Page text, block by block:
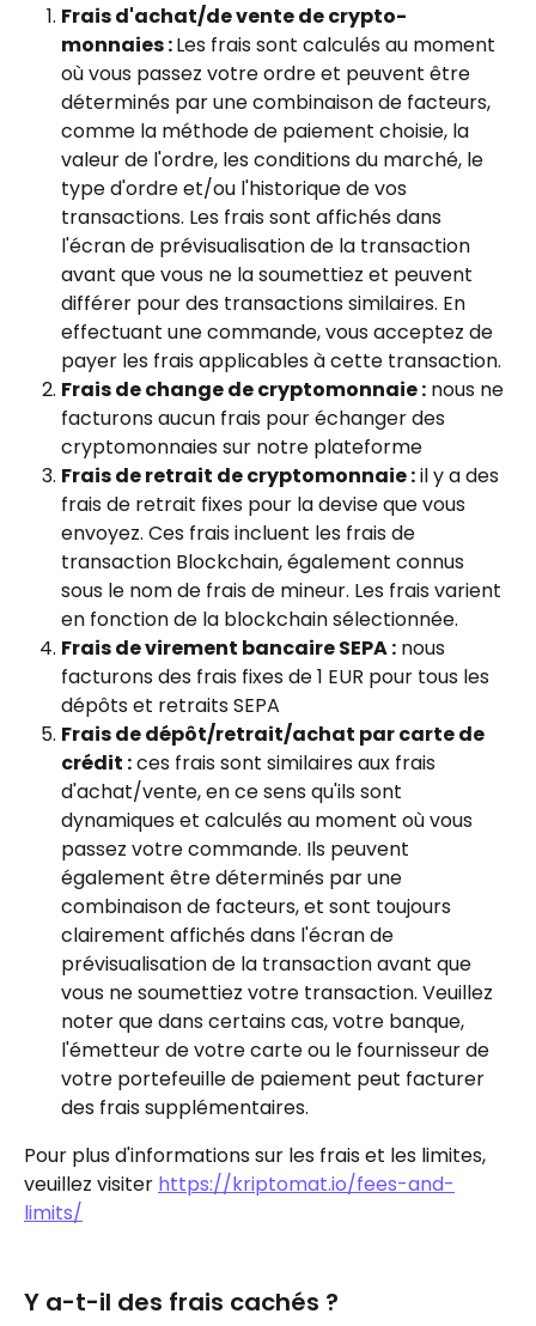
Frais d'achat/de vente de crypto-
monnaies : Les frais sont calculés au moment
où vous passez votre ordre et peuvent être
déterminés par une combinaison de facteurs,
comme la méthode de paiement choisie, la
valeur de l'ordre, les conditions du marché, le
type d'ordre et/ou l'historique de vos
transactions. Les frais sont affichés dans
l'écran de prévisualisation de la transaction
avant que vous ne la soumettiez et peuvent
différer pour des transactions similaires. En
effectuant une commande, vous acceptez de
payer les frais applicables à cette transaction.
Frais de change de cryptomonnaie : nous ne
facturons aucun frais pour échanger des
cryptomonnaies sur notre plateforme
Frais de retrait de cryptomonnaie : il y a des
frais de retrait fixes pour la devise que vous
envoyez. Ces frais incluent les frais de
transaction Blockchain, également connus
sous le nom de frais de mineur. Les frais varient
en fonction de la blockchain sélectionnée.
Frais de virement bancaire SEPA : nous
facturons des frais fixes de 1 EUR pour tous les
dépôts et retraits SEPA
Frais de dépôt/retrait/achat par carte de
crédit : ces frais sont similaires aux frais
d'achat/vente, en ce sens qu'ils sont
dynamiques et calculés au moment où vous
passez votre commande. Ils peuvent
également être déterminés par une
combinaison de facteurs, et sont toujours
clairement affichés dans l'écran de
prévisualisation de la transaction avant que
vous ne soumettiez votre transaction. Veuillez
noter que dans certains cas, votre banque,
l'émetteur de votre carte ou le fournisseur de
votre portefeuille de paiement peut facturer
des frais supplémentaires.
Pour plus d'informations sur les frais et les limites,
veuillez visiter https://kriptomat.io/fees-and-
limits/
Y a-t-il des frais cachés ?